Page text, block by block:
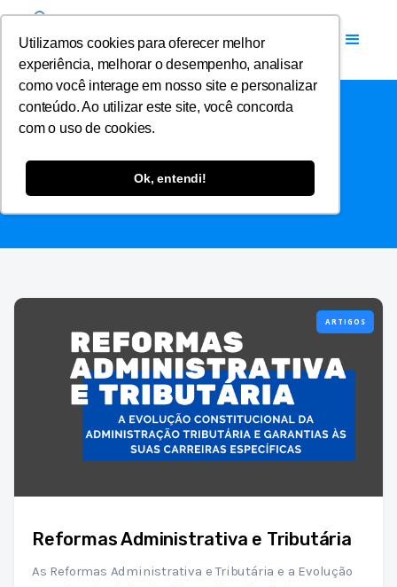
Utilizamos cookies para oferecer melhor
experiência, melhorar o desempenho, analisar
como você interage em nosso site e personalizar
conteúdo. Ao utilizar este site, você concorda
com o uso de cookies.
Ok, entendi!
BE-A-BÁ FISCAL
ARTIGOS
Reformas Administrativa e Tributária
As Reformas Administrativa e Tributária e a Evolução